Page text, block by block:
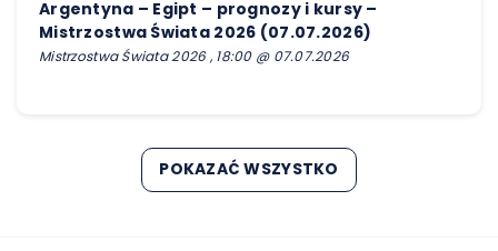
Argentyna – Egipt – prognozy i kursy –
Mistrzostwa Świata 2026 (07.07.2026)
Mistrzostwa Świata 2026 , 18:00 @ 07.07.2026
POKAZAĆ WSZYSTKO